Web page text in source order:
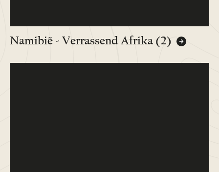
Namibië - Verrassend Afrika (2)